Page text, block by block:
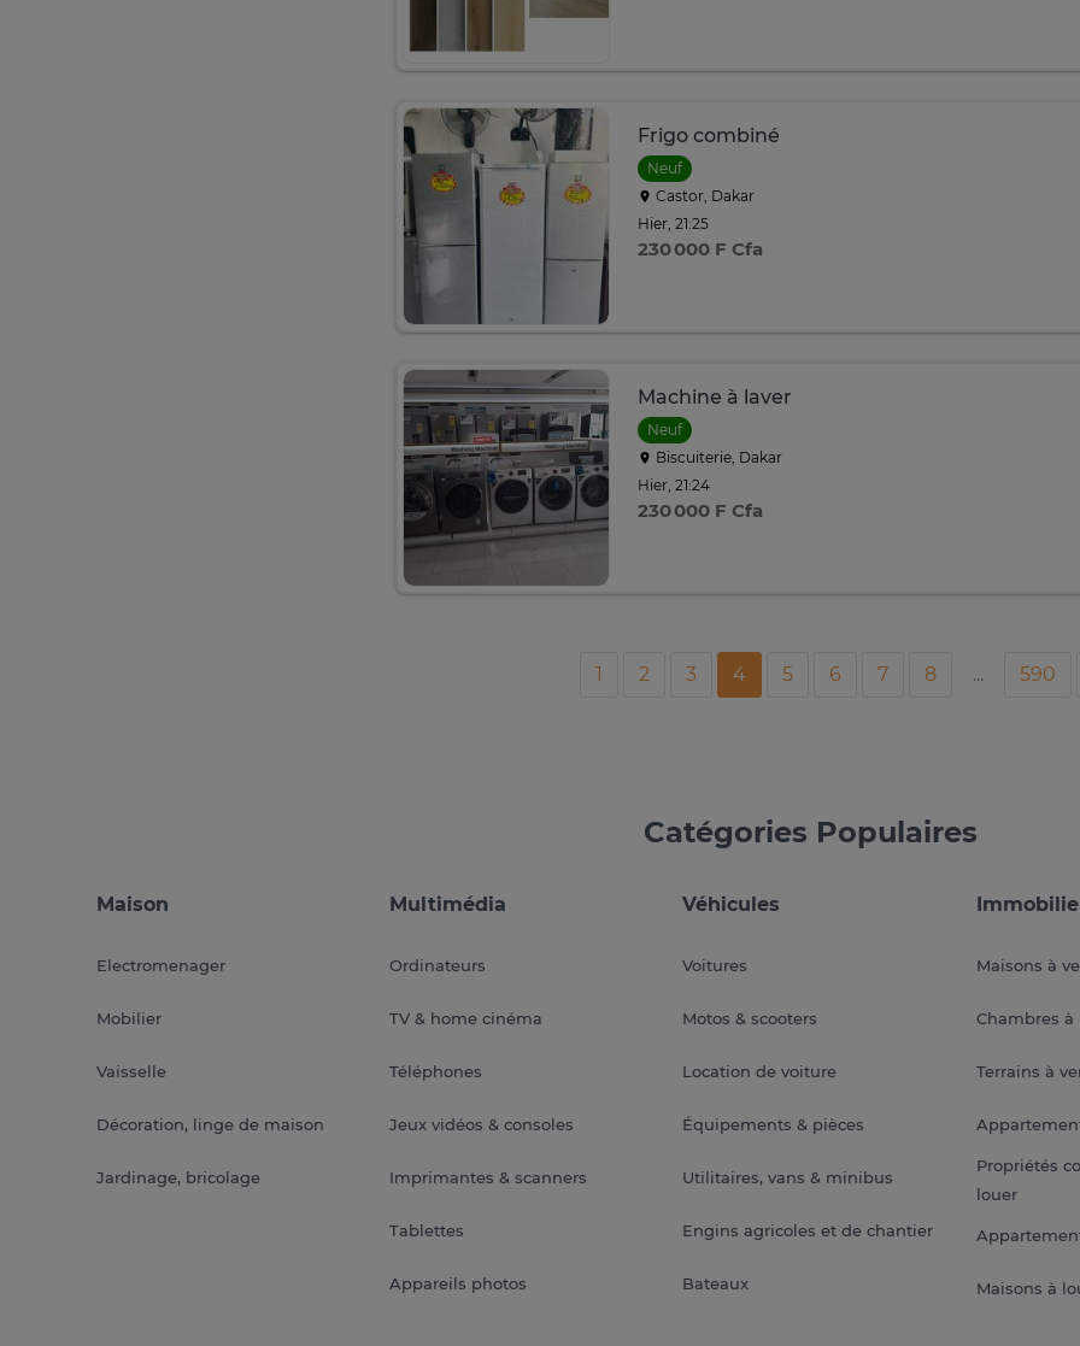
Frigo combiné
Neuf
Castor, Dakar
Hier, 21:25
230 000 F Cfa
Machine à laver
Neuf
Biscuiterie, Dakar
Hier, 21:24
230 000 F Cfa
1 2 3 4 5 6 7 8 ... 590
Catégories Populaires
Maison
Electromenager
Mobilier
Vaisselle
Décoration, linge de maison
Jardinage, bricolage
Multimédia
Ordinateurs
TV & home cinéma
Téléphones
Jeux vidéos & consoles
Imprimantes & scanners
Tablettes
Appareils photos
Véhicules
Voitures
Motos & scooters
Location de voiture
Équipements & pièces
Utilitaires, vans & minibus
Engins agricoles et de chantier
Bateaux
Maisons à
Chambres à
Terrains à
Propriétés
louer
Maisons à